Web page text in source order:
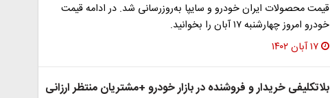
قیمت محصولات ایران خودرو و سایپا به‌روزرسانی شد. در ادامه قیمت
خودرو امروز چهارشنبه ۱۷ آبان را بخوانید.
۱۷ آبان ۱۴۰۲
بلاتکلیفی خریدار و فروشنده در بازار خودرو +مشتریان منتظر ارزانی